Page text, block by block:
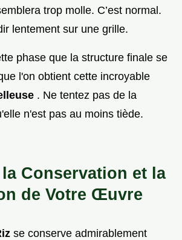
trop molle. C’est normal.
lentement sur une grille.
phase que la structure finale se
l'on obtient cette incroyable
. Ne tentez pas de la
n'est pas au moins tiède.
Conservation et la
de Votre Œuvre
se conserve admirablement